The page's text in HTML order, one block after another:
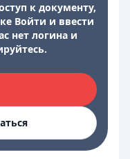
к документу,
Войти и ввести
нет логина и